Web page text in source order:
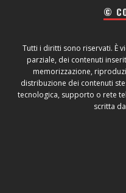
©
Tutti i diritti sono riservati. È
parziale, dei contenuti
memorizzazione,
distribuzione dei contenuti
tecnologica, supporto o rete
scritta